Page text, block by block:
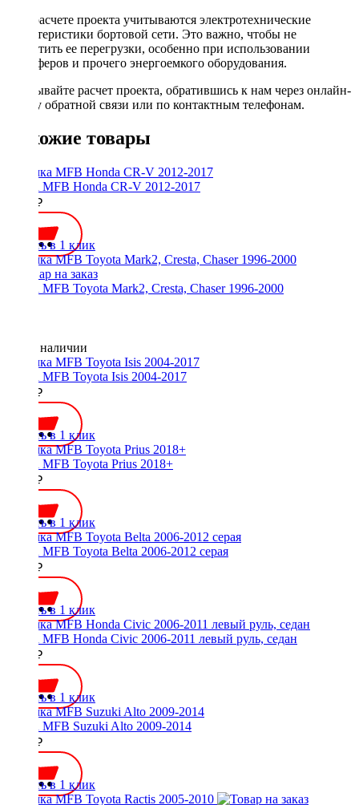
При расчете проекта учитываются электротехнические
характеристики бортовой сети. Это важно, чтобы не
допустить ее перегрузки, особенно при использовании
сабвуферов и прочего энергоемкого оборудования.
Заказывайте расчет проекта, обратившись к нам через онлайн-
форму обратной связи или по контактным телефонам.
Похожие товары
Рамка MFB Honda CR-V 2012-2017
2500 ₽
Купить в 1 клик
Рамка MFB Toyota Mark2, Cresta, Chaser 1996-2000
Нет в наличии
Рамка MFB Toyota Isis 2004-2017
2000 ₽
Купить в 1 клик
Рамка MFB Toyota Prius 2018+
3000 ₽
Купить в 1 клик
Рамка MFB Toyota Belta 2006-2012 серая
1700 ₽
Купить в 1 клик
Рамка MFB Honda Civic 2006-2011 левый руль, седан
2300 ₽
Купить в 1 клик
Рамка MFB Suzuki Alto 2009-2014
2000 ₽
Купить в 1 клик